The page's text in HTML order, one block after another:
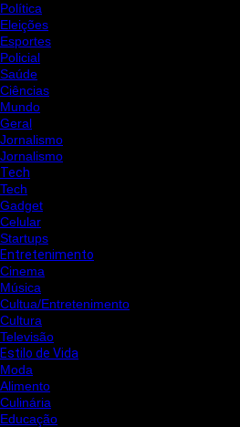
Política
Eleições
Esportes
Policial
Saúde
Ciências
Mundo
Geral
Jornalismo
Jornalismo
Tech
Tech
Gadget
Celular
Startups
Entretenimento
Cinema
Música
Cultua/Entretenimento
Cultura
Televisão
Estilo de Vida
Moda
Alimento
Culinária
Educação